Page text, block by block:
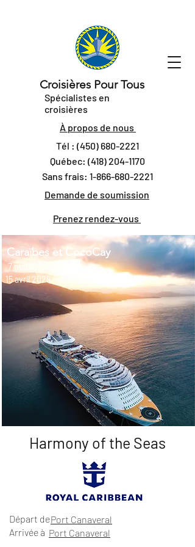
Croisières Pour Tous
Spécialistes en
croisières
À propos de nous
Tél : (450) 680-2221
Québec: (418) 204-1170
Sans frais: 1-866-680-2221
Demande de soumission
Prenez rendez-vous
Caraïbes et CocoCay
7 nuits
15 avril 2028
Harmony of the Seas
Départ de
Arrivée à
Port Canaveral
Port Canaveral